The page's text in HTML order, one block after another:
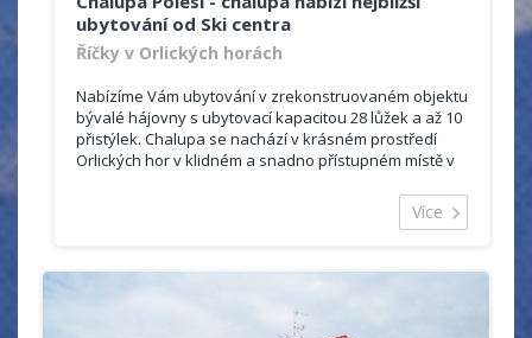
2 x 4-6 lůžek
ubytování od Ski centra
Říčky v Orlických horách
Nabízíme Vám ubytování v zrekonstruovaném objektu
bývalé hájovny s ubytovací kapacitou 28 lůžek a až 10
přistýlek. Chalupa se nachází v krásném prostředí
Orlických hor v klidném a snadno přístupném místě v
poskytujeme v zimním období slevu 20 % na jízdné v
30 % na aktivity lanového parku Říčky.
Více